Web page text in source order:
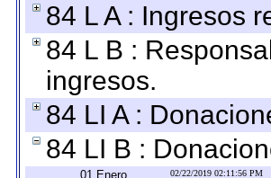
84 L A : Ingresos
84 L B :
ingresos.
84 LI A :
84 LI B :
01 Enero 02/22/2019 02:11:56 PM